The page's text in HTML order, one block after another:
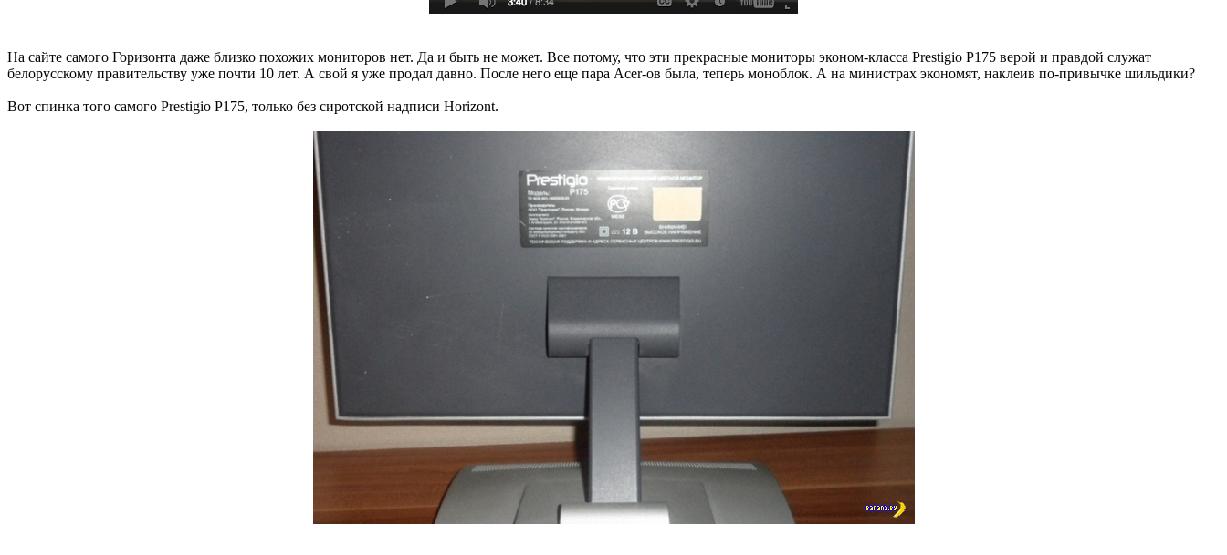
На сайте самого Горизонта даже близко похожих мониторов нет. Да и быть не может. Все потому, что эти прекрасные мониторы эконом-класса Prestigio P175 верой и правдой служат
белорусскому правительству уже почти 10 лет. А свой я уже продал давно. После него еще пара Acer-ов была, теперь моноблок. А на министрах экономят, наклеив по-привычке шильдики?
Вот спинка того самого Prestigio P175, только без сиротской надписи Horizont.